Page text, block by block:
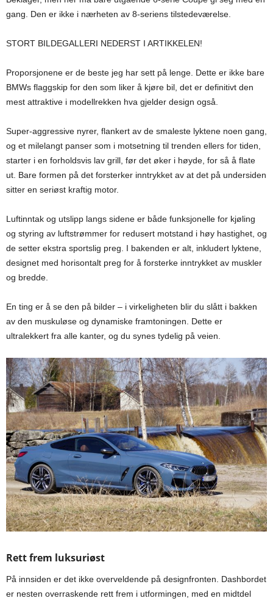
gang. Den er ikke i nærheten av 8-seriens tilstedeværelse.
STORT BILDEGALLERI NEDERST I ARTIKKELEN!
Proporsjonene er de beste jeg har sett på lenge. Dette er ikke bare
BMWs flaggskip for den som liker å kjøre bil, det er definitivt den
mest attraktive i modellrekken hva gjelder design også.
Super-aggressive nyrer, flankert av de smaleste lyktene noen gang,
og et milelangt panser som i motsetning til trenden ellers for tiden,
starter i en forholdsvis lav grill, før det øker i høyde, for så å flate
ut. Bare formen på det forsterker inntrykket av at det på undersiden
sitter en seriøst kraftig motor.
Luftinntak og utslipp langs sidene er både funksjonelle for kjøling
og styring av luftstrømmer for redusert motstand i høy hastighet, og
de setter ekstra sportslig preg. I bakenden er alt, inkludert lyktene,
designet med horisontalt preg for å forsterke inntrykket av muskler
og bredde.
En ting er å se den på bilder – i virkeligheten blir du slått i bakken
av den muskuløse og dynamiske framtoningen. Dette er
ultralekkert fra alle kanter, og du synes tydelig på veien.
Rett frem luksuriøst
På innsiden er det ikke overveldende på designfronten. Dashbordet
er nesten overraskende rett frem i utformingen, med en midtdel